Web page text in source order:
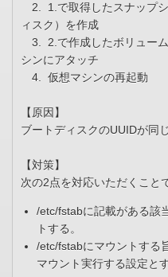
2. 1.で取得したスナップ
ィスク）を作成
3. 2.で作成したボリュー
シンにアタッチ
4. 仮想マシンの再起動
【原因】
ブートディスクのUUIDが同
【対策】
次の2点を対応いただくこと
/etc/fstabに記載がある該
トする。
/etc/fstabにマウントする
マウント実行する設定とす